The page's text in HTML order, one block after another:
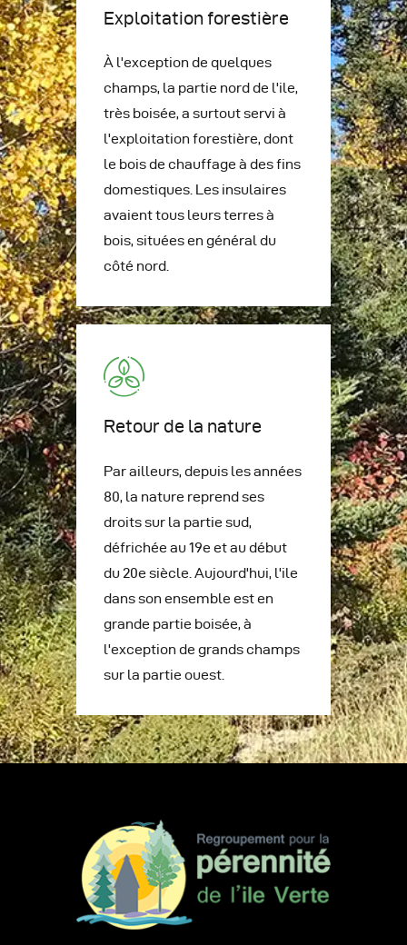
Exploitation forestière
À l'exception de quelques
champs, la partie nord de l'ile,
très boisée, a surtout servi à
l'exploitation forestière, dont
le bois de chauffage à des fins
domestiques. Les insulaires
avaient tous leurs terres à
bois, situées en général du
côté nord.
Retour de la nature
Par ailleurs, depuis les années
80, la nature reprend ses
droits sur la partie sud,
défrichée au 19e et au début
du 20e siècle. Aujourd'hui, l'ile
dans son ensemble est en
grande partie boisée, à
l'exception de grands champs
sur la partie ouest.